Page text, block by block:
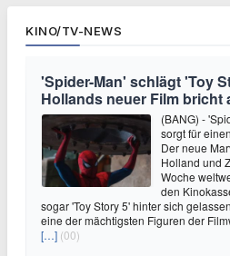
KINO/TV-NEWS
'Spider-Man' schlägt 'Toy
Hollands neuer Film bricht
(BANG) -
sorgt für
Der neue
Holland und
Woche
den
sogar 'Toy Story 5' hinter sich
eine der mächtigsten Figuren der
[…] (00)